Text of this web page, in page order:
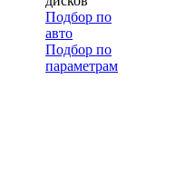
Подбор по
авто
Подбор по
параметрам